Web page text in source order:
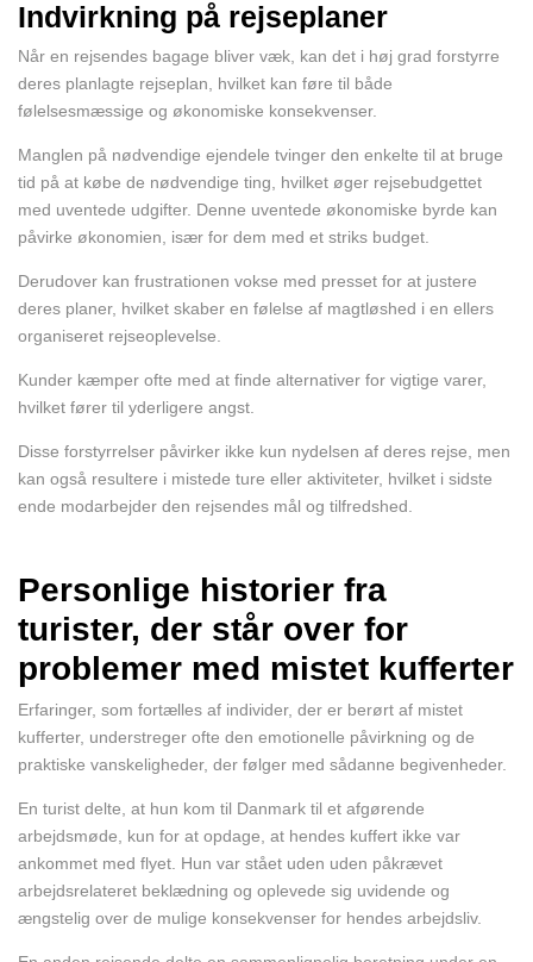
Indvirkning på rejseplaner
Når en rejsendes bagage bliver væk, kan det i høj grad forstyrre
deres planlagte rejseplan, hvilket kan føre til både
følelsesmæssige og økonomiske konsekvenser.
Manglen på nødvendige ejendele tvinger den enkelte til at bruge
tid på at købe de nødvendige ting, hvilket øger rejsebudgettet
med uventede udgifter. Denne uventede økonomiske byrde kan
påvirke økonomien, især for dem med et striks budget.
Derudover kan frustrationen vokse med presset for at justere
deres planer, hvilket skaber en følelse af magtløshed i en ellers
organiseret rejseoplevelse.
Kunder kæmper ofte med at finde alternativer for vigtige varer,
hvilket fører til yderligere angst.
Disse forstyrrelser påvirker ikke kun nydelsen af deres rejse, men
kan også resultere i mistede ture eller aktiviteter, hvilket i sidste
ende modarbejder den rejsendes mål og tilfredshed.
Personlige historier fra
turister, der står over for
problemer med mistet kufferter
Erfaringer, som fortælles af individer, der er berørt af mistet
kufferter, understreger ofte den emotionelle påvirkning og de
praktiske vanskeligheder, der følger med sådanne begivenheder.
En turist delte, at hun kom til Danmark til et afgørende
arbejdsmøde, kun for at opdage, at hendes kuffert ikke var
ankommet med flyet. Hun var stået uden uden påkrævet
arbejdsrelateret beklædning og oplevede sig uvidende og
ængstelig over de mulige konsekvenser for hendes arbejdsliv.